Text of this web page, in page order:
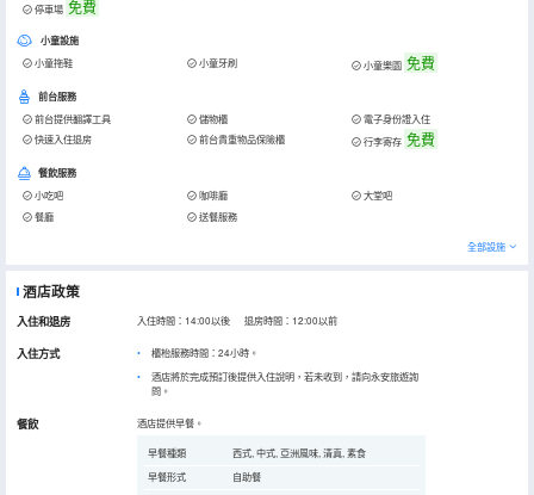
停車場 免費
小童設施
小童拖鞋 小童牙刷 小童樂園 免費
前台服務
前台提供翻譯工具 儲物櫃
電子身份證入住
快速入住退房
前台貴重物品保險櫃 行李寄存 免費
餐飲服務
小吃吧 咖啡廳
大堂吧
餐廳
送餐服務
全部設施
酒店政策
入住和退房 入住時間：14:00以後 退房時間：12:00以前
入住方式
櫃枱服務時間：24小時。
酒店將於完成預訂後提供入住說明，若未收到，請向永安旅遊詢
問。
餐飲 酒店提供早餐。
早餐種類
西式, 中式, 亞洲風味, 清真, 素食
早餐形式
自助餐